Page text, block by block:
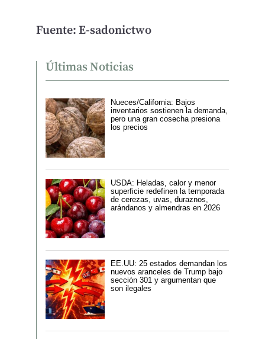
Fuente: E-sadonictwo
Últimas Noticias
Nueces/California: Bajos
inventarios sostienen la demanda,
pero una gran cosecha presiona
los precios
USDA: Heladas, calor y menor
superficie redefinen la temporada
de cerezas, uvas, duraznos,
arándanos y almendras en 2026
EE.UU: 25 estados demandan los
nuevos aranceles de Trump bajo
sección 301 y argumentan que
son ilegales